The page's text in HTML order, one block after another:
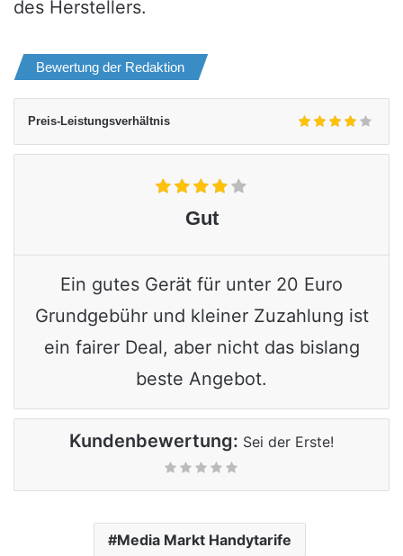
des Herstellers.
Bewertung der Redaktion
Preis-Leistungsverhältnis
Gut
Ein gutes Gerät für unter 20 Euro
Grundgebühr und kleiner Zuzahlung ist
ein fairer Deal, aber nicht das bislang
beste Angebot.
Kundenbewertung: Sei der Erste!
Media Markt Handytarife